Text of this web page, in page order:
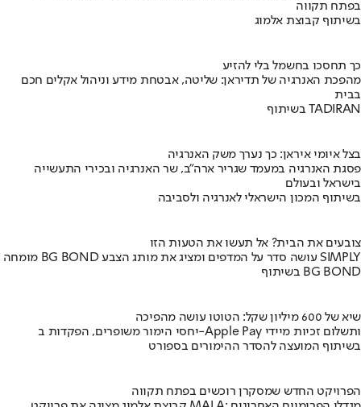
בפתח תקווה
בשיתוף קבוצת אלמוג
כך תחסכו בחשמל בלי להזיע
מהפכת האנרגיה של תדיראן: שליטה, אבטחת מידע וניהול אקלים חכם
בבית
בשיתוף TADIRAN
בצל איומי איראן: כך נערך משק האנרגיה
פסגת האנרגיה במעמד שגריר ארה"ב, שר האנרגיה ובכירי התעשייה
בישראל ובעולם
בשיתוף המכון הישראלי לאנרגיה ולסביבה
צובעים את הבית? אל תעשו את הטעות הזו
מומחה BG BOND עושה סדר על המדפים ומציג את מותג הצבע SIMPLY
בשיתוף BG BOND
שיא של 600 מיליון שקל: הטוטו עושה מהפיכה
יחסי הימור משופרים, הפקדות ב-Apple Pay ותשלום זכיות מיידי
בשיתוף המועצה להסדר ההימורים בספורט
הפרויקט החדש שמסקרן רוכשים בפתח תקווה